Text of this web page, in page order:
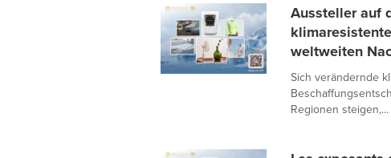
Aussteller auf
weltweiten
Sich verändernde
Regionen steigen,...